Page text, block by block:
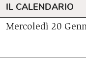
Radio 1) ed entra
Rai2. Oggi porta
immediatamente
una delle voci più
IL CALENDARIO
Mercoledì 20